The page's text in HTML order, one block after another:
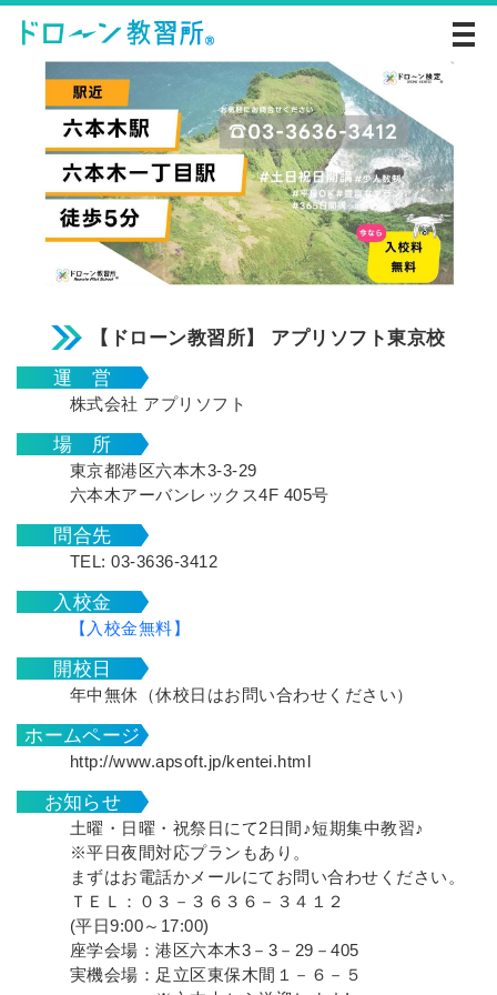
【ドローン教習所】 アプリソフト東京校
運 営
株式会社 アプリソフト
場 所
東京都港区六本木3-3-29
六本木アーバンレックス4F 405号
問合先
TEL: 03-3636-3412
入校金
【入校金無料】
開校日
年中無休（休校日はお問い合わせください）
ホームページ
http://www.apsoft.jp/kentei.html
お知らせ
土曜・日曜・祝祭日にて2日間♪短期集中教習♪
※平日夜間対応プランもあり。
まずはお電話かメールにてお問い合わせください。
ＴＥＬ：０３－３６３６－３４１２
(平日9:00～17:00)
座学会場：港区六本木3－3－29－405
実機会場：足立区東保木間１－６－５